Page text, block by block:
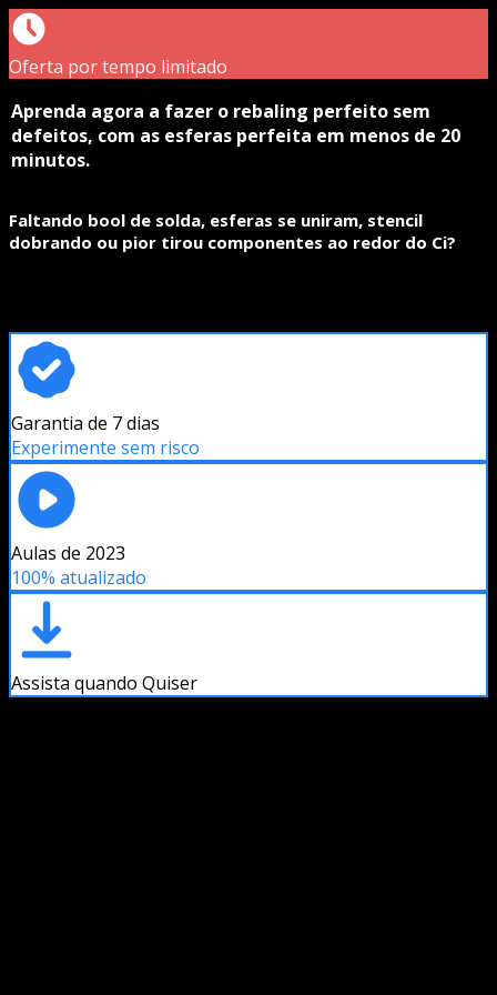
Oferta por tempo limitado
Aprenda agora a fazer o rebaling perfeito sem
defeitos, com as esferas perfeita em menos de 20
minutos.
Faltando bool de solda, esferas se uniram, stencil
dobrando ou pior tirou componentes ao redor do Ci?
Garantia de 7 dias
Experimente sem risco
Aulas de 2023
100% atualizado
Assista quando Quiser